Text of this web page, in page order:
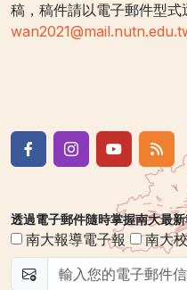
稿，稿件請以電子郵件型式
透過電子郵件隨時掌握南大最
南大報導電子報
南大